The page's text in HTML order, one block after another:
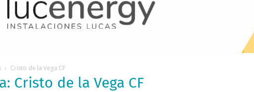
Cristo de la Vega CF
Cristo de la Vega CF